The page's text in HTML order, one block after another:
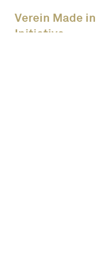
Verein Made
Initiative